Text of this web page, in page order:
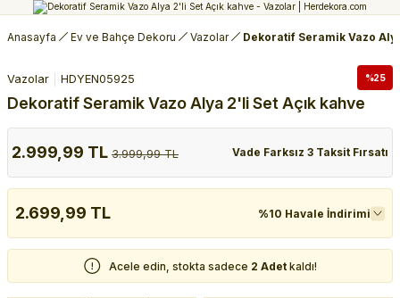
Anasayfa Ev ve Bahçe Dekoru Vazolar Dekoratif Seramik Vazo
%25
Vazolar HDYEN05925
Dekoratif Seramik Vazo Alya 2'li Set Açık kahve
2.999,99 TL 3.999,99 TL Vade Farksız 3 Taksit Fırsatı
2.699,99 TL %10 Havale İndirimi
Acele edin, stokta sadece 2 Adet kaldı!